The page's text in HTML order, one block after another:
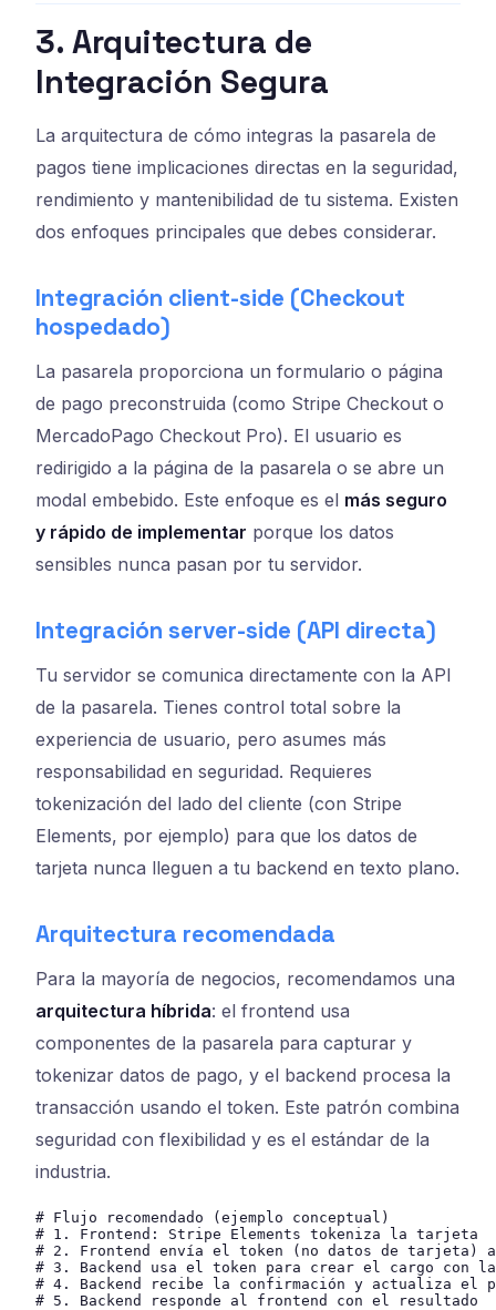
3. Arquitectura de
Integración Segura
La arquitectura de cómo integras la pasarela de
pagos tiene implicaciones directas en la seguridad,
rendimiento y mantenibilidad de tu sistema. Existen
dos enfoques principales que debes considerar.
Integración client-side (Checkout
hospedado)
La pasarela proporciona un formulario o página
de pago preconstruida (como Stripe Checkout o
MercadoPago Checkout Pro). El usuario es
redirigido a la página de la pasarela o se abre un
modal embebido. Este enfoque es el más seguro
y rápido de implementar porque los datos
sensibles nunca pasan por tu servidor.
Integración server-side (API directa)
Tu servidor se comunica directamente con la API
de la pasarela. Tienes control total sobre la
experiencia de usuario, pero asumes más
responsabilidad en seguridad. Requieres
tokenización del lado del cliente (con Stripe
Elements, por ejemplo) para que los datos de
tarjeta nunca lleguen a tu backend en texto plano.
Arquitectura recomendada
Para la mayoría de negocios, recomendamos una
arquitectura híbrida: el frontend usa
componentes de la pasarela para capturar y
tokenizar datos de pago, y el backend procesa la
transacción usando el token. Este patrón combina
seguridad con flexibilidad y es el estándar de la
industria.
# Flujo recomendado (ejemplo conceptual)
# 1. Frontend: Stripe Elements tokeniza la tarjeta
# 2. Frontend envía el token (no datos de tarjeta)
# 3. Backend usa el token para crear el cargo con
# 4. Backend recibe la confirmación y actualiza el
# 5. Backend responde al frontend con el resultado